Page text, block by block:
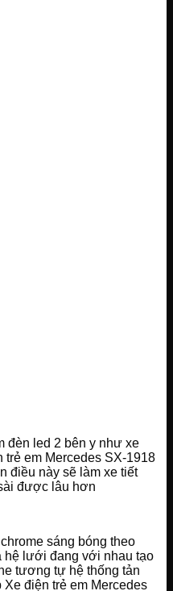
đèn led 2 bên y như xe
trẻ em Mercedes SX-1918
điều này sẽ làm xe tiết
được lâu hơn
sáng bóng theo
hệ lưới đang với nhau tạo
tương tự hệ thống tản
điện trẻ em Mercedes